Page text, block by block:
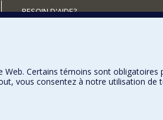
BESOIN D'AIDE?
Certains témoins sont
vous consentez à notre utilisation